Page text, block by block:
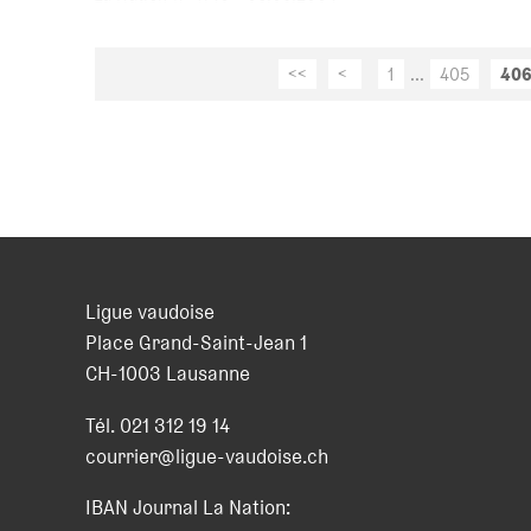
<< < 1 ... 405 406
Ligue vaudoise
Place Grand-Saint-Jean 1
CH-1003 Lausanne
Tél.021 312 19 14
courrier@ligue-vaudoise.ch
IBAN Journal La Nation: